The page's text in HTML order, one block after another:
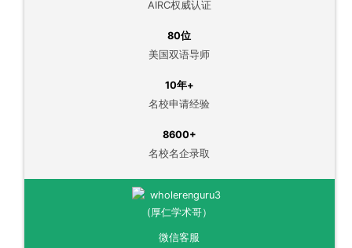
AIRC权威认证
80位
美国双语导师
10年+
名校申请经验
8600+
名校名企录取
微信客服